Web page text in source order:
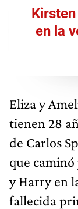
en la
Eliza y
tienen 28
de Carlos
que
y Harry en
fallecida